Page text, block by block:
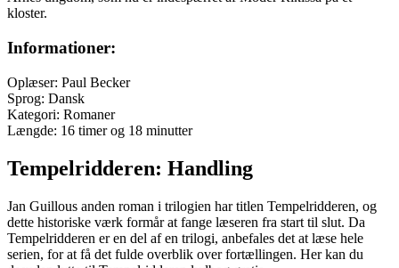
kloster.
Informationer:
Oplæser: Paul Becker
Sprog: Dansk
Kategori: Romaner
Længde: 16 timer og 18 minutter
Tempelridderen: Handling
Jan Guillous anden roman i trilogien har titlen Tempelridderen, og
dette historiske værk formår at fange læseren fra start til slut. Da
Tempelridderen er en del af en trilogi, anbefales det at læse hele
serien, for at få det fulde overblik over fortællingen. Her kan du